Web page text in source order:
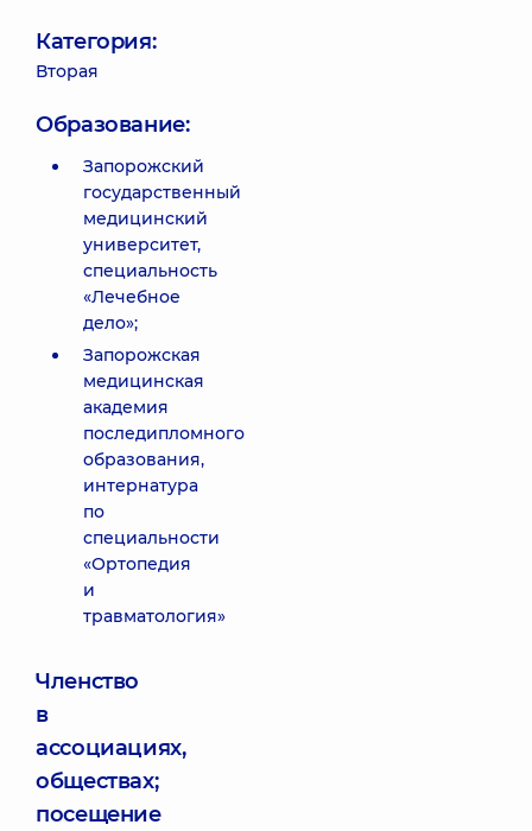
Категория:
Вторая
Образование:
Запорожский
государственный
медицинский
университет,
специальность
«Лечебное
дело»;
Запорожская
медицинская
академия
последипломного
образования,
интернатура
по
специальности
«Ортопедия
и
травматология»
Членство
в
ассоциациях,
обществах;
посещение